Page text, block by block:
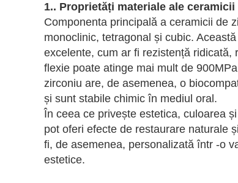
1.. Proprietăți materiale ale
Componenta principală a ceramicii de
monoclinic, tetragonal și cubic.
excelente, cum ar fi rezistență
flexie poate atinge mai mult de
zirconiu are, de asemenea, o
și sunt stabile chimic în mediul oral.
În ceea ce privește estetica, culoarea
pot oferi efecte de restaurare naturale
fi, de asemenea, personalizată într -o
estetice.